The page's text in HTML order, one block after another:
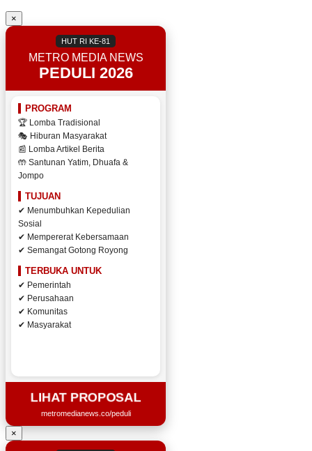
×
HUT RI KE-81
METRO MEDIA NEWS
PEDULI 2026
PROGRAM
🏆 Lomba Tradisional
🎭 Hiburan Masyarakat
📰 Lomba Artikel Berita
🤲 Santunan Yatim, Dhuafa &
Jompo
TUJUAN
✔ Menumbuhkan Kepedulian
Sosial
✔ Mempererat Kebersamaan
✔ Semangat Gotong Royong
TERBUKA UNTUK
✔ Pemerintah
✔ Perusahaan
✔ Komunitas
✔ Masyarakat
LIHAT PROPOSAL
metromedianews.co/peduli
×